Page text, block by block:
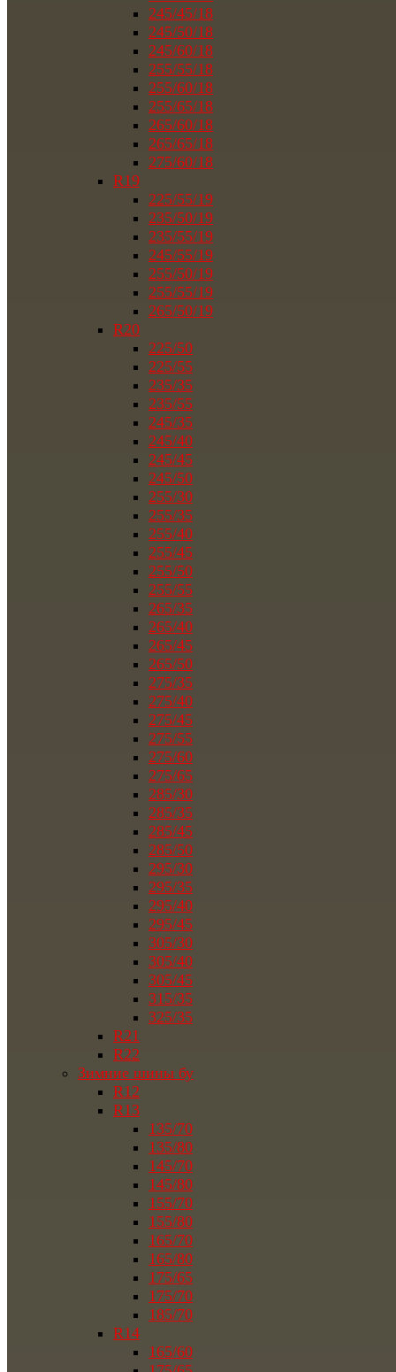
245/45/18
245/50/18
245/60/18
255/55/18
255/60/18
255/65/18
265/60/18
265/65/18
275/60/18
R19
225/55/19
235/50/19
235/55/19
245/55/19
255/50/19
255/55/19
265/50/19
R20
225/50
225/55
235/35
235/55
245/35
245/40
245/45
245/50
255/30
255/35
255/40
255/45
255/50
255/55
265/35
265/40
265/45
265/50
275/35
275/40
275/45
275/55
275/60
275/65
285/30
285/35
285/45
285/50
295/30
295/35
295/40
295/45
305/30
305/40
305/45
315/35
325/35
R21
R22
Зимние шины бу
R12
R13
135/70
135/80
145/70
145/80
155/70
155/80
165/70
165/80
175/65
175/70
185/70
R14
165/60